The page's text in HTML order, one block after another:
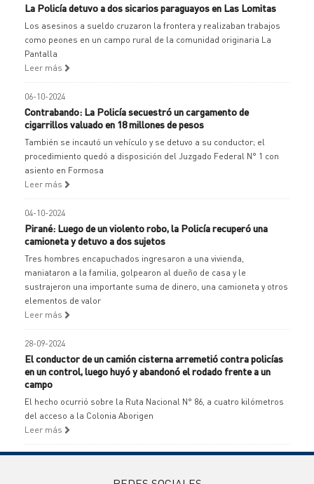
La Policía detuvo a dos sicarios paraguayos en Las Lomitas
Los asesinos a sueldo cruzaron la frontera y realizaban trabajos
como peones en un campo rural de la comunidad originaria La
Pantalla
Leer más
06-10-2024
Contrabando: La Policía secuestró un cargamento de
cigarrillos valuado en 18 millones de pesos
También se incautó un vehículo y se detuvo a su conductor; el
procedimiento quedó a disposición del Juzgado Federal N° 1 con
asiento en Formosa
Leer más
04-10-2024
Pirané: Luego de un violento robo, la Policía recuperó una
camioneta y detuvo a dos sujetos
Tres hombres encapuchados ingresaron a una vivienda,
maniataron a la familia, golpearon al dueño de casa y le
sustrajeron una importante suma de dinero, una camioneta y otros
elementos de valor
Leer más
28-09-2024
El conductor de un camión cisterna arremetió contra policías
en un control, luego huyó y abandonó el rodado frente a un
campo
El hecho ocurrió sobre la Ruta Nacional N° 86, a cuatro kilómetros
del acceso a la Colonia Aborigen
Leer más